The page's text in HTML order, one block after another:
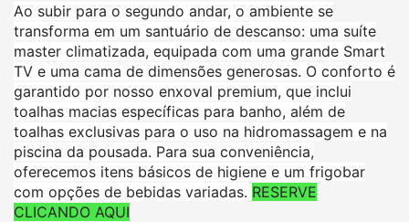
Ao subir para o segundo andar, o ambiente se
transforma em um santuário de descanso: uma suíte
master climatizada, equipada com uma grande Smart
TV e uma cama de dimensões generosas. O conforto é
garantido por nosso enxoval premium, que inclui
toalhas macias específicas para banho, além de
toalhas exclusivas para o uso na hidromassagem e na
piscina da pousada. Para sua conveniência,
oferecemos itens básicos de higiene e um frigobar
com opções de bebidas variadas. RESERVE
CLICANDO AQUI